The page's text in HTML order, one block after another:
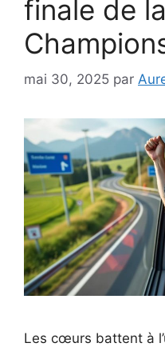
finale de
mai 30, 2025 par
Les cœurs battent à